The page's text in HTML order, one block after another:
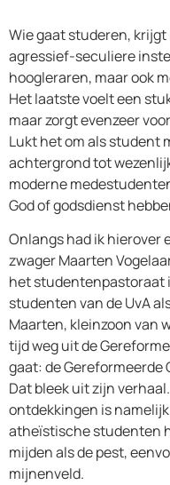
Wie gaat studeren,
agressief-seculiere
hoogleraren, maar ook
Het laatste voelt een
maar zorgt evenzeer
Lukt het om als student
achtergrond tot
moderne
God of godsdienst
Onlangs had ik hierover
zwager Maarten
het studentenpastoraat
studenten van de UvA
Maarten, kleinzoon van
tijd weg uit de
gaat: de Gereformeerde
Dat bleek uit zijn
ontdekkingen is
atheïstische studenten
mijden als de pest,
mijnenveld.